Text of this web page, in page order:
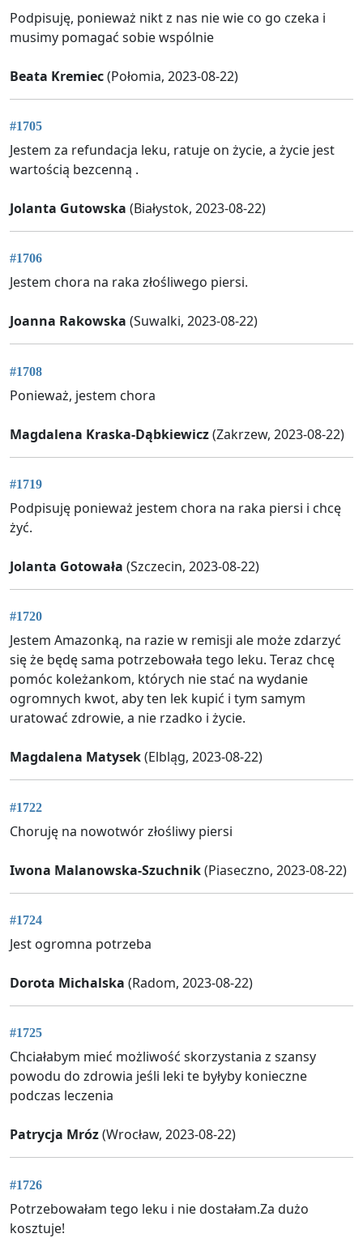
Podpisuję, ponieważ nikt z nas nie wie co go czeka i
musimy pomagać sobie wspólnie
Beata Kremiec(Połomia, 2023-08-22)
#1705
Jestem za refundacja leku, ratuje on życie, a życie jest
wartością bezcenną .
Jolanta Gutowska (Białystok, 2023-08-22)
#1706
Jestem chora na raka złośliwego piersi.
Joanna Rakowska (Suwalki, 2023-08-22)
#1708
Ponieważ, jestem chora
Magdalena Kraska-Dąbkiewicz(Zakrzew, 2023-08-22)
#1719
Podpisuję ponieważ jestem chora na raka piersi i chcę
żyć.
Jolanta Gotowała (Szczecin, 2023-08-22)
#1720
Jestem Amazonką, na razie w remisji ale może zdarzyć
się że będę sama potrzebowała tego leku. Teraz chcę
pomóc koleżankom, których nie stać na wydanie
ogromnych kwot, aby ten lek kupić i tym samym
uratować zdrowie, a nie rzadko i życie.
Magdalena Matysek(Elbląg, 2023-08-22)
#1722
Choruję na nowotwór złośliwy piersi
Iwona Malanowska-Szuchnik(Piaseczno, 2023-08-22)
#1724
Jest ogromna potrzeba
Dorota Michalska (Radom, 2023-08-22)
#1725
Chciałabym mieć możliwość skorzystania z szansy
powodu do zdrowia jeśli leki te byłyby konieczne
podczas leczenia
Patrycja Mróz(Wrocław, 2023-08-22)
#1726
Potrzebowałam tego leku i nie dostałam.Za dużo
kosztuje!